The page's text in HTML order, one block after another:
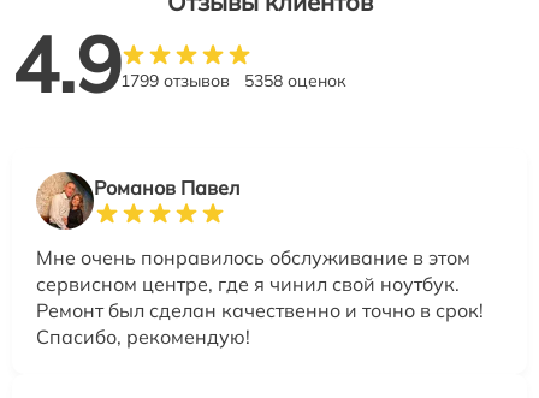
4.91799 отзывов 5358 оценок
Романов Павел
Мне очень понравилось обслуживание в этом
сервисном центре, где я чинил свой ноутбук.
Ремонт был сделан качественно и точно в срок!
Спасибо, рекомендую!